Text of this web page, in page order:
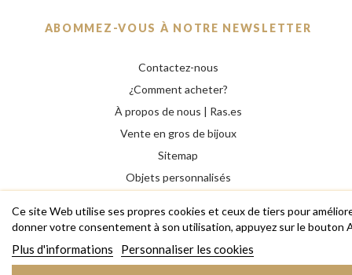
Ce site Web utilise ses propres cookies et ceux de tiers pour
donner votre consentement à son utilisation, appuyez sur le bouton
Plus d'informations Personnaliser les cookies
ABOMMEZ-VOUS À NOTRE NEWSLETTER
Contactez-nous
¿Comment acheter?
À propos de nous | Ras.es
Vente en gros de bijoux
Sitemap
Objets personnalisés